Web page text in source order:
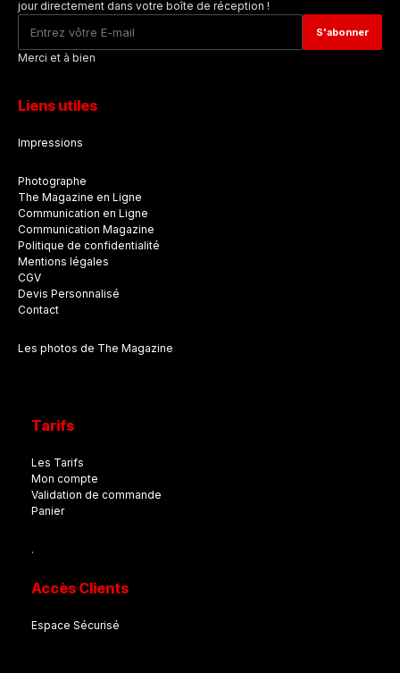
jour directement dans votre boîte de réception !
Merci et à bien
Liens utiles
Impressions
Photographe
The Magazine en Ligne
Communication en Ligne
Communication Magazine
Politique de confidentialité
Mentions légales
CGV
Devis Personnalisé
Contact
Les photos de The Magazine
Tarifs
Les Tarifs
Mon compte
Validation de commande
Panier
.
Accès Clients
Espace Sécurisé